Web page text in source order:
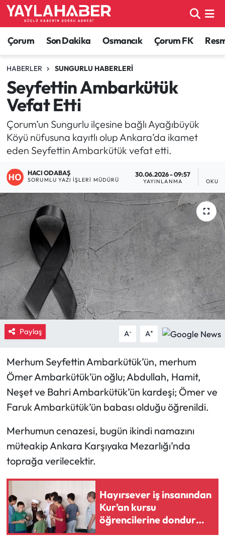
Çorum Son Dakika Osmancık Çorum FK
HABERLER SUNGURLU HABERLERI
Seyfettin Ambarkütük
Vefat Etti
Çorum’un Sungurlu ilçesine bağlı Ayağıbüyük
Köyü nüfusuna kayıtlı olup Ankara’da ikamet
eden Seyfettin Ambarkütük vefat etti.
HACI ODABAŞ
SORUMLU YAZI İŞLERI MÜDÜRÜ
30.06.2026 - 09:57
YAYINLANMA
Paylaş A- A+
Merhum Seyfettin Ambarkütük’ün, merhum
Ömer Ambarkütük’ün oğlu; Abdullah, Hamit,
Neşet ve Bahri Ambarkütük’ün kardeşi; Ömer ve
Faruk Ambarkütük’ün babası olduğu öğrenildi.
Merhumun cenazesi, bugün ikindi namazını
müteakip Ankara Karşıyaka Mezarlığı’nda
toprağa verilecektir.
Hayırsever iş insanından
Kur’an kursu
öğrencilerine dondurma
ikramı
Alaca Haberleri
Bayat Haberleri
Bilgi - Keşfet Haberleri
Bilim ve Teknoloji
Boğazkale Haberleri
Çorum Son Dakika Haberleri
Dodurga Haberleri
Eğitim
Ekonomi
Güncel
İskilip Haberleri
Kimdir?
Kültür Sanat
Magazin
Oğuzlar Haberleri
Ortaköy Haberleri
Çorum Nöbetçi Eczaneler
Çorum Hava Durumu
Çorum Namaz Vakitleri
Çorum Trafik Yoğunluk Haritası
TFF 1.Lig Puan Durumu ve Fikstür
Son Dakika Haberleri
Haber Arşivi